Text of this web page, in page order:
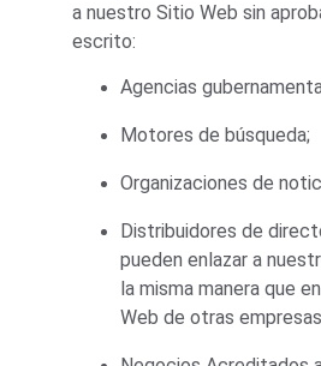
a nuestro Sitio Web sin
escrito:
Agencias
Motores de búsqueda;
Organizaciones de
Distribuidores de
pueden enlazar a
la misma manera que
Web de otras